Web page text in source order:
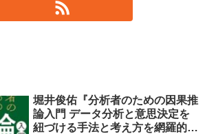
堀井俊佑『分析者のための因果推
論入門 データ分析と意思決定を
紐づける手法と考え方を網羅的に